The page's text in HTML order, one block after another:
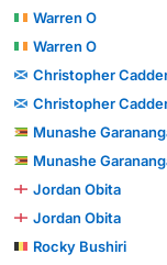
Warren O
Warren O
Christopher
Christopher
Munashe
Munashe
Jordan Obita
Jordan Obita
Rocky Bushiri